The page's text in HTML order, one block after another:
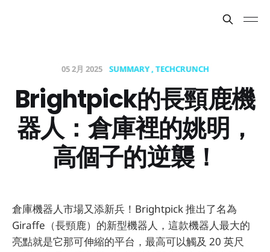
05 2月 2025 SUMMARY TECHCRUNCH
Brightpick的長頸鹿機
器人：倉庫裡的姚明，
高個子的逆襲！
倉庫機器人市場又添新兵！Brightpick 推出了名為
Giraffe（長頸鹿）的新型機器人，這款機器人最大的
亮點就是它那可伸縮的平台，最高可以觸及 20 英尺